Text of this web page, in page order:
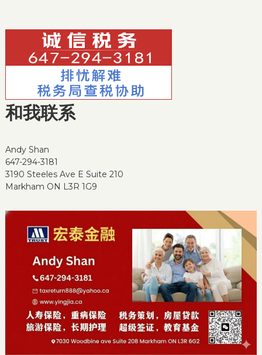
和我联系
Andy Shan
647-294-3181
3190 Steeles Ave E Suite 210
Markham ON L3R 1G9